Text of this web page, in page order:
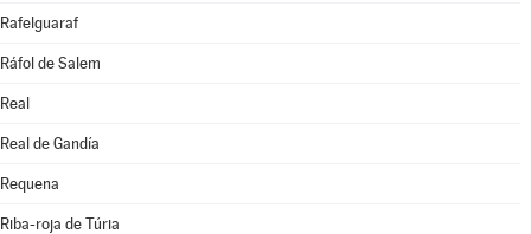
Rafelguaraf
Ráfol de Salem
Real
Real de Gandía
Requena
Riba-roja de Túria